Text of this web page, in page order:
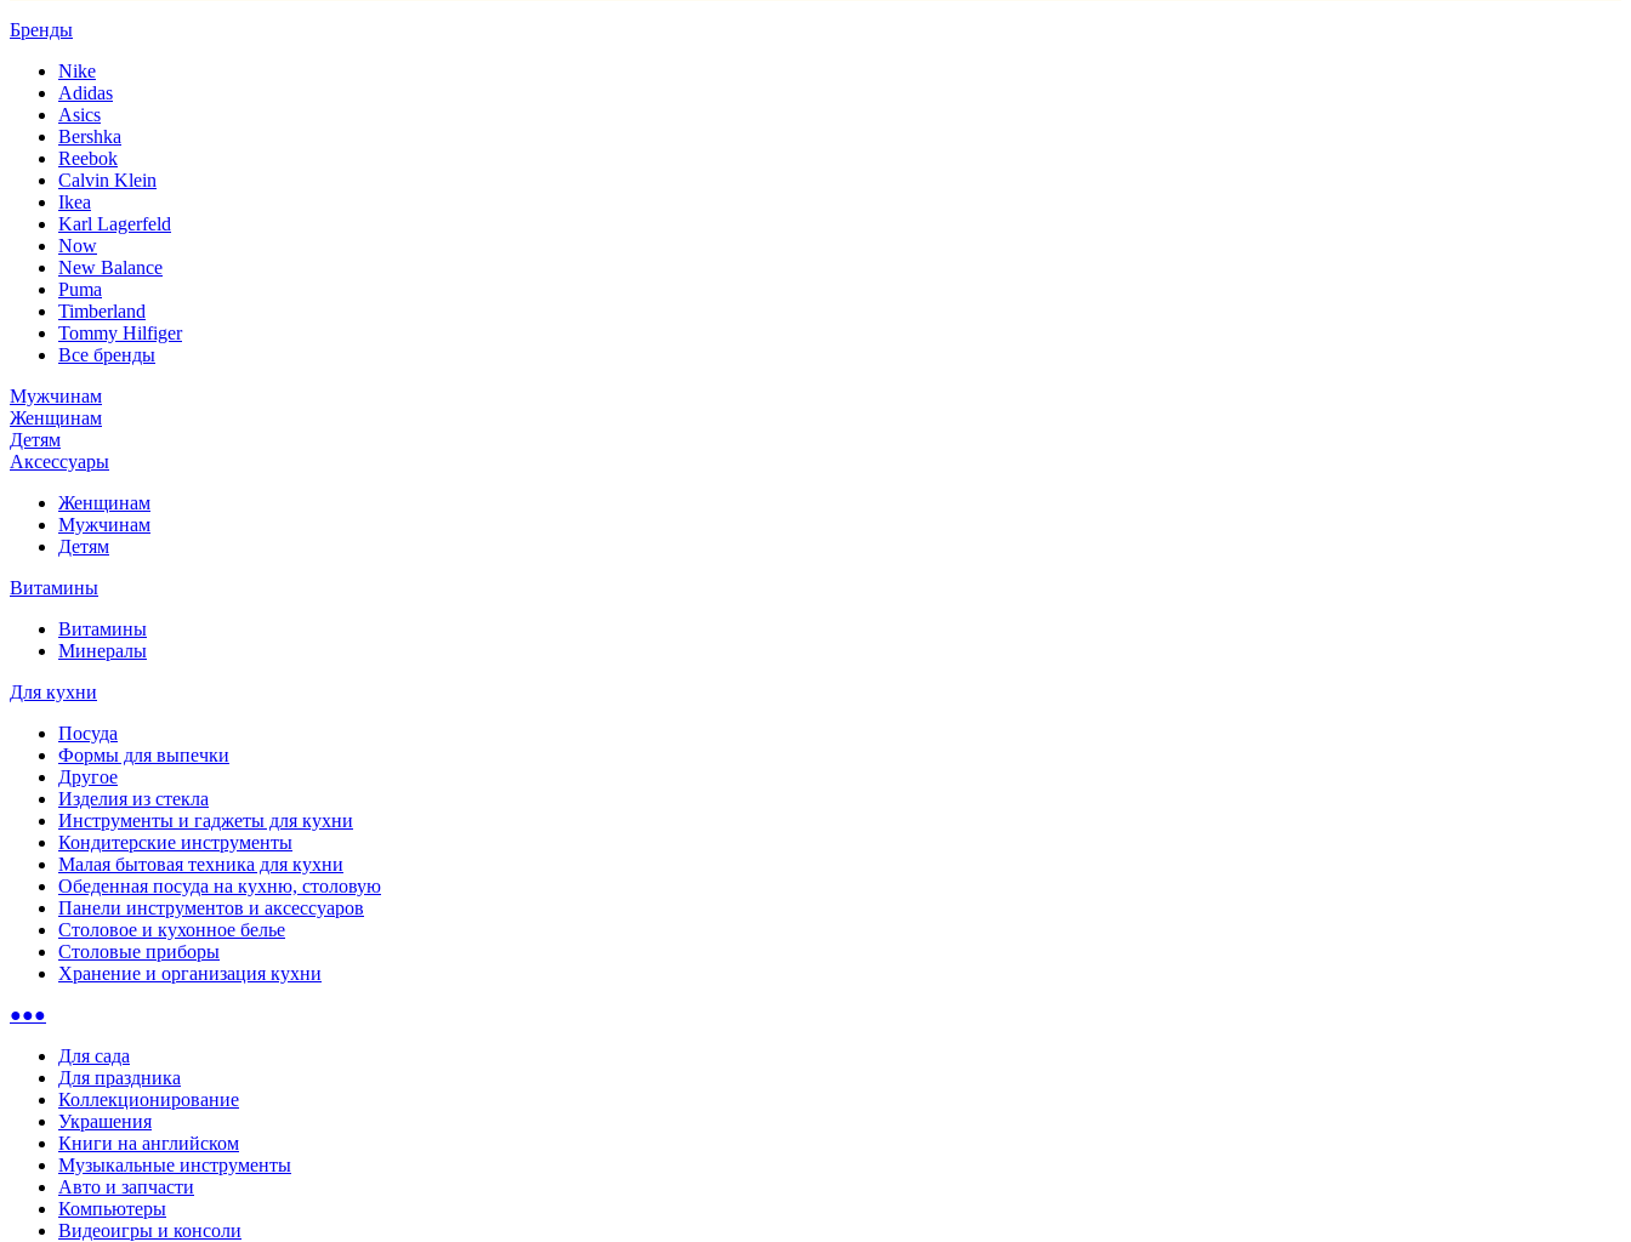
Бренды
Nike
Adidas
Asics
Bershka
Reebok
Calvin Klein
Ikea
Karl Lagerfeld
Now
New Balance
Puma
Timberland
Tommy Hilfiger
Все бренды
Мужчинам
Женщинам
Детям
Аксессуары
Женщинам
Мужчинам
Детям
Витамины
Витамины
Минералы
Для кухни
Посуда
Формы для выпечки
Другое
Изделия из стекла
Инструменты и гаджеты для кухни
Кондитерские инструменты
Малая бытовая техника для кухни
Обеденная посуда на кухню, столовую
Панели инструментов и аксессуаров
Столовое и кухонное белье
Столовые приборы
Хранение и организация кухни
●●●
Для сада
Для праздника
Коллекционирование
Украшения
Книги на английском
Музыкальные инструменты
Авто и запчасти
Компьютеры
Видеоигры и консоли